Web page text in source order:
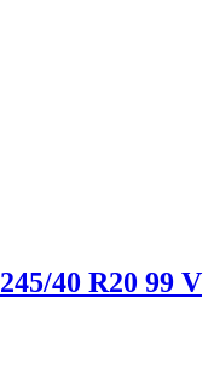
245/40 R20 99 V